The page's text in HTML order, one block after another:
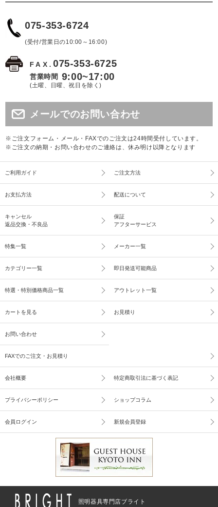
075-353-6724
(受付/営業日の10:00～16:00)
FAX.075-353-6725
営業時間 9:00~17:00
(土曜、日曜、祝日を除く)
メールでのお問い合わせ
※ご注文フォーム・メール・FAXでのご注文は24時間受付しています。
※ご注文の納期・お問い合わせのご連絡は、休み明け以降となります
ご利用ガイド ご注文方法
お支払方法 配送について
キャンセル
返品交換・不良品
保証
アフターサービス
特集一覧 メーカー一覧
カテゴリー一覧 即日発送可能商品
特選・特別価格商品一覧 アウトレット一覧
カートを見る お見積り
お問い合わせ
FAXでのご注文・お見積り
会社概要 特定商取引法に基づく表記
プライバシーポリシー ショップコラム
会員ログイン 新規会員登録
照明器具専門店ブライト